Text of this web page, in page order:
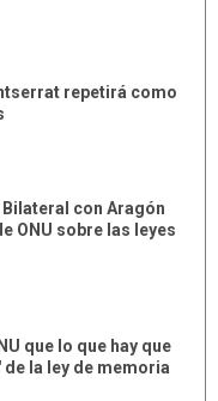
repetirá como
con Aragón
ONU sobre las leyes
que lo que hay que
la ley de memoria